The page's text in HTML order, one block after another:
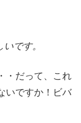
です。
・だって、これ
いですか！ビバ